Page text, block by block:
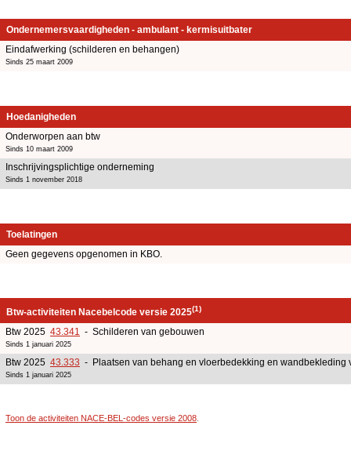
Ondernemersvaardigheden - ambulant - kermisuitbater
Eindafwerking (schilderen en behangen)
Sinds 25 maart 2009
Hoedanigheden
Onderworpen aan btw
Sinds 10 maart 2009
Inschrijvingsplichtige onderneming
Sinds 1 november 2018
Toelatingen
Geen gegevens opgenomen in KBO.
Btw-activiteiten Nacebelcode versie 2025(1)
Btw 2025 43.341 - Schilderen van gebouwen
Sinds 1 januari 2025
Btw 2025 43.333 - Plaatsen van behang en vloerbedekking en wandbekleding
Sinds 1 januari 2025
Toon de activiteiten NACE-BEL-codes versie 2008